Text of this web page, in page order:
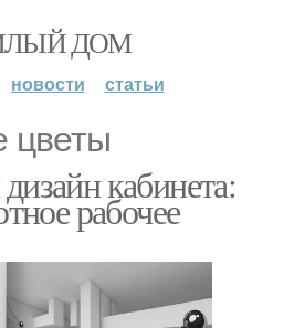
ДОМ
новости статьи
цветы
кабинета:
рабочее